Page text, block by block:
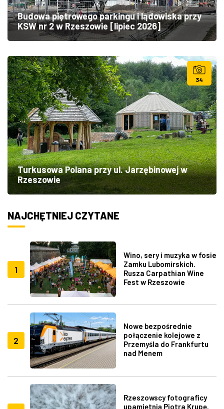
Budowa piętrowego parkingu i lądowiska przy
KSW nr 2 w Rzeszowie [lipiec 2026]
34
Turkusowa Polana przy ul. Jarzębinowej w
Rzeszowie
NAJCHĘTNIEJ CZYTANE
1
Wino, sery i muzyka w fosie
Zamku Lubomirskich.
Rusza Carpathian Wine
Fest w Rzeszowie
2
Nowe bezpośrednie
połączenie kolejowe z
Przemyśla do Frankfurtu
nad Menem
Rzeszowscy fotograficy
upamiętnią Piotra Krupę.